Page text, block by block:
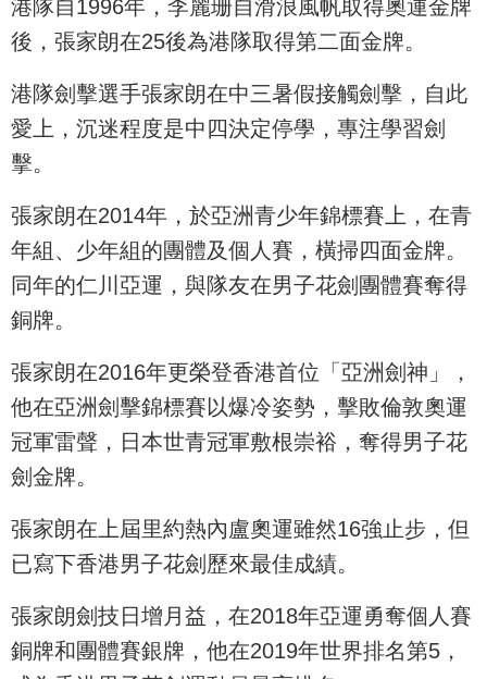
港隊自1996年，李麗珊自滑浪風帆取得奧運金牌
後，張家朗在25後為港隊取得第二面金牌。
港隊劍擊選手張家朗在中三暑假接觸劍擊，自此
愛上，沉迷程度是中四決定停學，專注學習劍
擊。
張家朗在2014年，於亞洲青少年錦標賽上，在青
年組、少年組的團體及個人賽，橫掃四面金牌。
同年的仁川亞運，與隊友在男子花劍團體賽奪得
銅牌。
張家朗在2016年更榮登香港首位「亞洲劍神」，
他在亞洲劍擊錦標賽以爆冷姿勢，擊敗倫敦奧運
冠軍雷聲，日本世青冠軍敷根崇裕，奪得男子花
劍金牌。
張家朗在上屆里約熱內盧奧運雖然16強止步，但
已寫下香港男子花劍歷來最佳成績。
張家朗劍技日增月益，在2018年亞運勇奪個人賽
銅牌和團體賽銀牌，他在2019年世界排名第5，